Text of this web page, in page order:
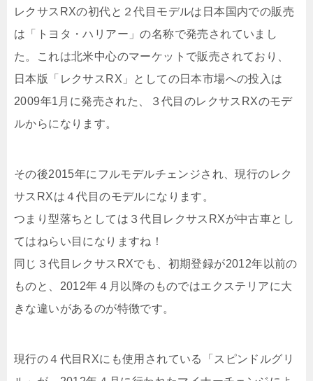
レクサスRXの初代と２代目モデルは日本国内での販売
は「トヨタ・ハリアー」の名称で発売されていまし
た。これは北米中心のマーケットで販売されており、
日本版「レクサスRX」としての日本市場への投入は
2009年1月に発売された、３代目のレクサスRXのモデ
ルからになります。
その後2015年にフルモデルチェンジされ、現行のレク
サスRXは４代目のモデルになります。
つまり型落ちとしては３代目レクサスRXが中古車とし
てはねらい目になりますね！
同じ３代目レクサスRXでも、初期登録が2012年以前の
ものと、2012年４月以降のものではエクステリアに大
きな違いがあるのが特徴です。
現行の４代目RXにも使用されている「スピンドルグリ